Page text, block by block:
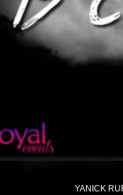
YANICK